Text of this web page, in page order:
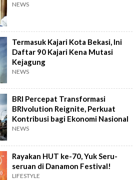
NEWS
Termasuk Kajari Kota Bekasi, Ini
Daftar 90 Kajari Kena Mutasi
Kejagung
NEWS
BRI Percepat Transformasi
BRIvolution Reignite, Perkuat
Kontribusi bagi Ekonomi Nasional
NEWS
Rayakan HUT ke-70, Yuk Seru-
seruan di Danamon Festival!
LIFESTYLE